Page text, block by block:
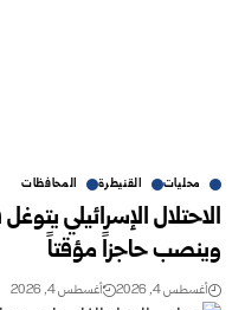
محليات القنيطرة المحافظات
الاحتلال الإسرائيلي
وينصب حاجزاً مؤقتاً
أغسطس 4, 2026 أغسطس 4, 2026